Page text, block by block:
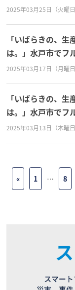
菜を生産している
ん！
2025年03月25日（火曜日
「いばらきの、生
は。」水戸市でフ
している、株式会
2025年03月17日（月曜日
「いばらきの、生
は。」水戸市でフ
している、株式会
2025年03月13日（木曜日
« 1 … 8